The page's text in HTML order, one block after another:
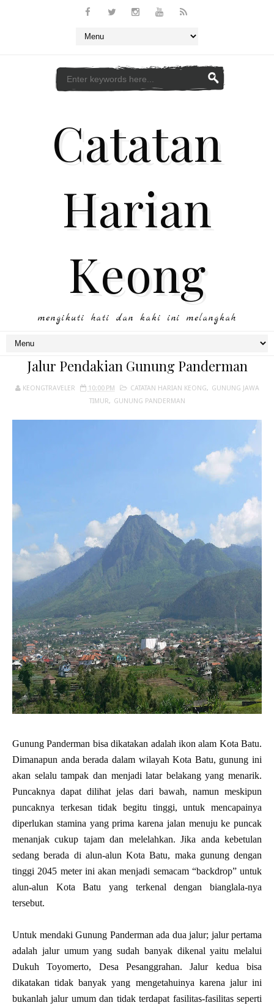
Catatan
Harian
Keong
mengikuti hati dan kaki ini melangkah
Jalur Pendakian Gunung Panderman
KEONGTRAVELER 10:00 PM CATATAN HARIAN KEONG, GUNUNG JAWA
TIMUR, GUNUNG PANDERMAN
Gunung Panderman bisa dikatakan adalah ikon alam Kota Batu.
Dimanapun anda berada dalam wilayah Kota Batu, gunung ini
akan selalu tampak dan menjadi latar belakang yang menarik.
Puncaknya dapat dilihat jelas dari bawah, namun meskipun
puncaknya terkesan tidak begitu tinggi, untuk mencapainya
diperlukan stamina yang prima karena jalan menuju ke puncak
menanjak cukup tajam dan melelahkan. Jika anda kebetulan
sedang berada di alun-alun Kota Batu, maka gunung dengan
tinggi 2045 meter ini akan menjadi semacam “backdrop” untuk
alun-alun Kota Batu yang terkenal dengan bianglala-nya
tersebut.
Untuk mendaki Gunung Panderman ada dua jalur; jalur pertama
adalah jalur umum yang sudah banyak dikenal yaitu melalui
Dukuh Toyomerto, Desa Pesanggrahan. Jalur kedua bisa
dikatakan tidak banyak yang mengetahuinya karena jalur ini
bukanlah jalur umum dan tidak terdapat fasilitas-fasilitas seperti